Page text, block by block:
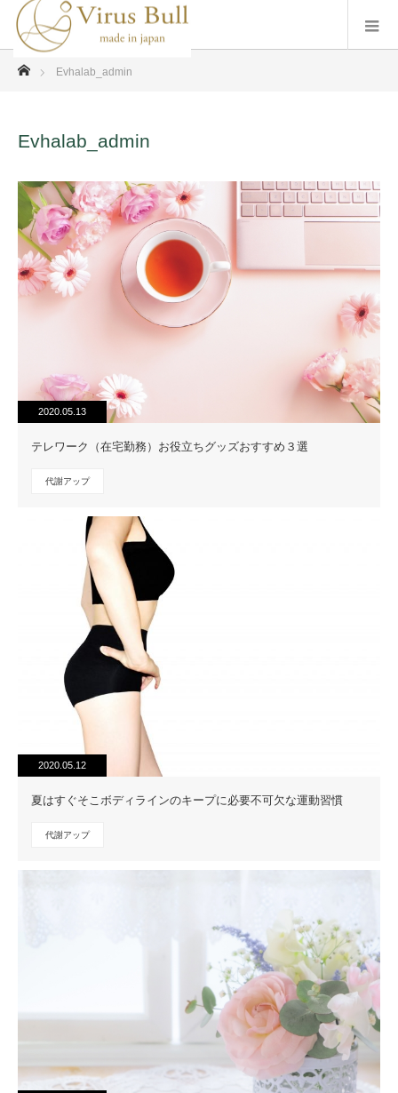
ホーム
Evhalab_admin
Evhalab_admin
2020.05.13
テレワーク（在宅勤務）お役立ちグッズおすすめ３選
代謝アップ
2020.05.12
夏はすぐそこボディラインのキープに必要不可欠な運動習慣
代謝アップ